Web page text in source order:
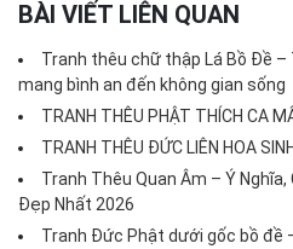
BÀI VIẾT LIÊN QUAN
Tranh thêu chữ thập Lá Bồ Đề –
mang bình an đến không gian sống
TRANH THÊU PHẬT THÍCH CA
TRANH THÊU ĐỨC LIÊN HOA SINH
Tranh Thêu Quan Âm – Ý
Đẹp Nhất 2026
Tranh Đức Phật dưới gốc bồ đề